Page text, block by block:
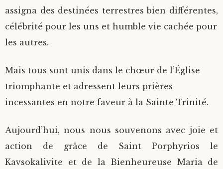
Saint Seraphim de Sarov
Saint Seraphim de Vyritsa
Saint Serge de Radonège
Saint Siméon (Jelnine)
Saint Sophrony l’Athonite
Sainte Xenia
Higoumène Boris (Kramtsov)
Bienheureuses et Staritsas
Bienheureuse Lioubouchka
Bienheureuse Maria Ivanovna
Staritsa Marie Makovkine
Natalia de Vyritsa
Geronda Grigorios de Dochiariou
Archimandrite Hippolyte (Khaline)
Archimandrite Lazare (Abachidzé)
Geronda Arsenios le Spiléote
assigna des destinées terrestres bien différentes,
célébrité pour les uns et humble vie cachée pour
les autres.
Mais tous sont unis dans le chœur de l’Église
triomphante et adressent leurs prières
incessantes en notre faveur à la Sainte Trinité.
Aujourd’hui, nous nous souvenons avec joie et
action de grâce de Saint Porphyrios le
Kavsokalivite et de la Bienheureuse Maria de